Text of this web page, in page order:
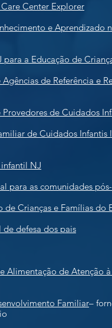
Center Explorer
e Aprendizado
para a Educação de
Agências de Referência e
Provedores de Cuidados
de Cuidados Infantis
NJ
para as comunidades
de Crianças e Famílias do
de defesa dos pais
Alimentação de Atenção
Familiar–